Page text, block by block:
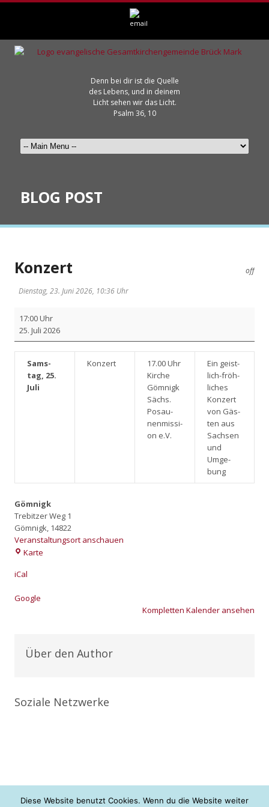
Denn bei dir ist die Quelle
des Lebens, und in deinem
Licht sehen wir das Licht.
Psalm 36, 10
BLOG POST
off
Konzert
Dienstag, 23. Juni 2026, 10:36 Uhr
zert
17:00 Uhr
25. Juli 2026
Sams­
tag, 25.
Juli
Kon­zert
17.00 Uhr
Kir­che
Göm­nigk
Sächs.
Posau­
nen­mis­si­
on e.V.
Ein geist­
lich-fröh­
li­ches
Kon­zert
von Gäs­
ten aus
Sach­sen
und
Umge­
bung
Gömnigk
Trebitzer Weg 1
Gömnigk, 14822
Veranstaltungsort anschauen
Karte
iCal
Goog­le
Kom­plet­ten Kalen­der anse­hen
Über den Author
Soziale Netzwerke
Diese Website benutzt Cookies. Wenn du die Website weiter